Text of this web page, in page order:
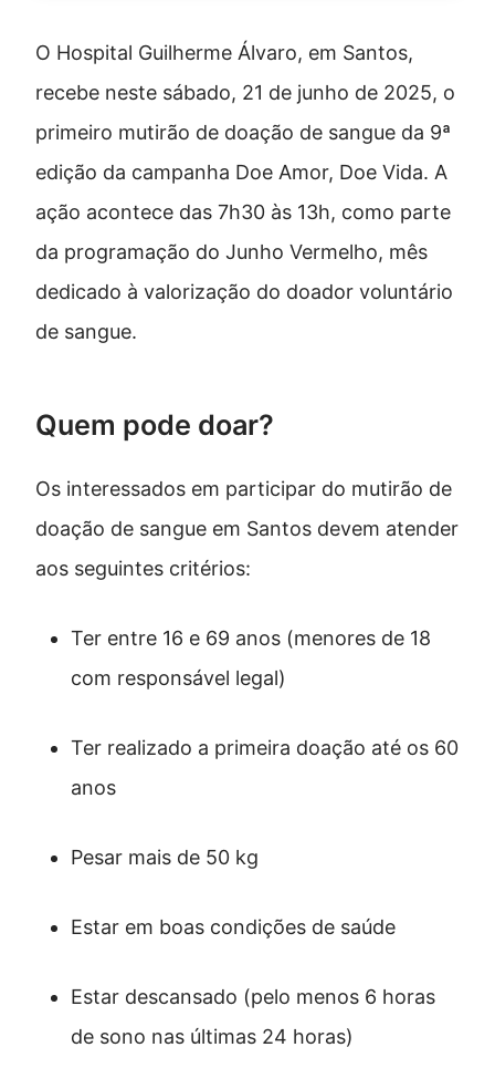
O Hospital Guilherme Álvaro, em Santos,
recebe neste sábado, 21 de junho de 2025, o
primeiro mutirão de doação de sangue da 9ª
edição da campanha Doe Amor, Doe Vida. A
ação acontece das 7h30 às 13h, como parte
da programação do Junho Vermelho, mês
dedicado à valorização do doador voluntário
de sangue.
Quem pode doar?
Os interessados em participar do mutirão de
doação de sangue em Santos devem atender
aos seguintes critérios:
Ter entre 16 e 69 anos (menores de 18
com responsável legal)
Ter realizado a primeira doação até os 60
anos
Pesar mais de 50 kg
Estar em boas condições de saúde
Estar descansado (pelo menos 6 horas
de sono nas últimas 24 horas)